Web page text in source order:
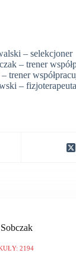
– selekcjoner
– trener
trener
– fizjoterapeuta
2194